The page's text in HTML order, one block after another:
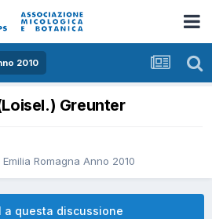
2010
Greunter
Romagna Anno 2010
a questa discussione